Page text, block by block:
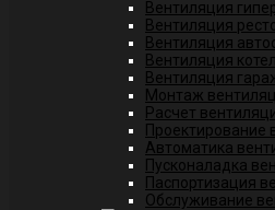
Вентиляция
Вентиляция
Вентиляция
Вентиляция
Вентиляция
Монтаж
Расчет
Проектирование
Автоматика
Пусконаладка
Паспортизация
Обслуживание